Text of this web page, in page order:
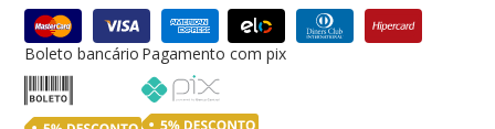
Boleto bancário Pagamento com pix